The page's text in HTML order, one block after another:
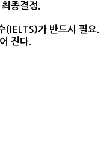
종결정.
(IELTS)가 반드시 필요.
진다.